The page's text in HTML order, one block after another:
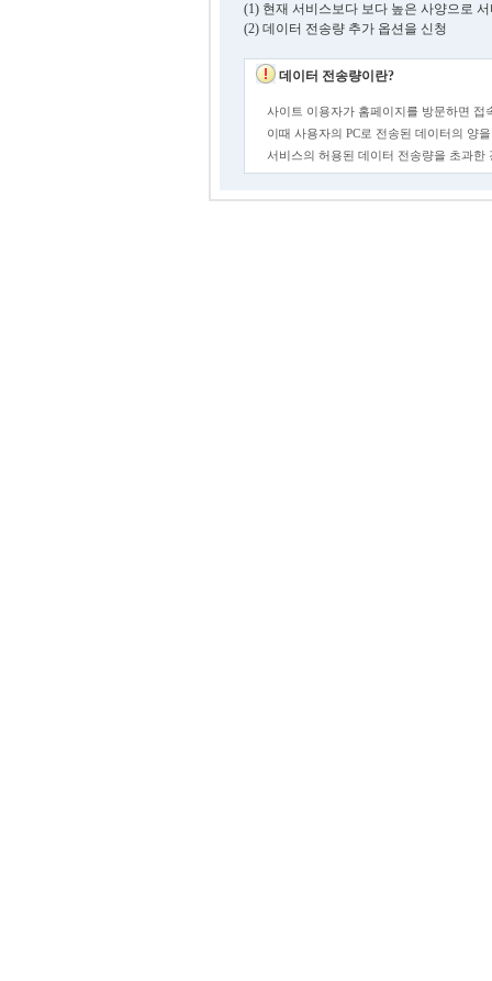
(1) 현재 서비스보다 보다 높은 사양으로
(2) 데이터 전송량 추가 옵션을 신청
데이터 전송량이란?
사이트 이용자가 홈페이지를 방문하면 접
이때 사용자의 PC로 전송된 데이터의 양
서비스의 허용된 데이터 전송량을 초과